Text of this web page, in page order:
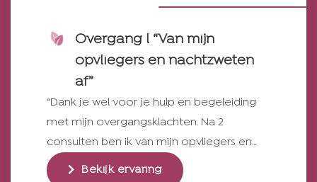
Overgang l “Van mijn
opvliegers en nachtzweten
af”
“Dank je wel voor je hulp en begeleiding
met mijn overgangsklachten. Na 2
consulten ben ik van mijn opvliegers en…
Bekijk ervaring